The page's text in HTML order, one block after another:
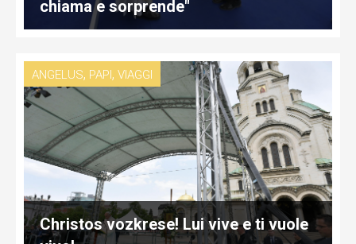
chiama e sorprende"
ANGELUS, PAPI, VIAGGI
Christos vozkrese! Lui vive e ti vuole